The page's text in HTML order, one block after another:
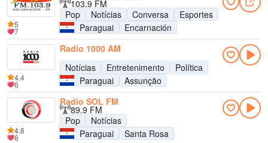
103.9 FM
Pop
Notícias Conversa
Esportes
Paraguai
Encarnación
5
7
Radio 1000 AM
Notícias
Entretenimento
Política
Paraguai
Assunção
4.4
6
Radio SOL FM
89.9 FM
Pop
Notícias
Paraguai
Santa Rosa
4.8
6